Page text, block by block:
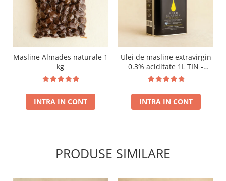
Masline Almades naturale 1
kg
INTRA IN CONT
Ulei de masline extravirgin
0.3% aciditate 1L TIN -
presat la rece - Recolta
INTRA IN CONT
PRODUSE SIMILARE